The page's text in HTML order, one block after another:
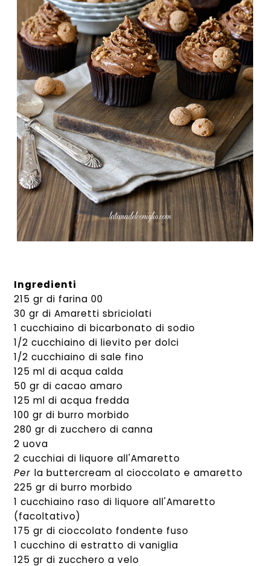
Ingredienti
215 gr di farina 00
30 gr di Amaretti sbriciolati
1 cucchiaino di bicarbonato di sodio
1/2 cucchiaino di lievito per dolci
1/2 cucchiaino di sale fino
125 ml di acqua calda
50 gr di cacao amaro
125 ml di acqua fredda
100 gr di burro morbido
280 gr di zucchero di canna
2 uova
2 cucchiai di liquore all'Amaretto
Perla buttercream al cioccolato e amaretto
225 gr di burro morbido
1 cucchiaino raso di liquore all'Amaretto
(facoltativo)
175 gr di cioccolato fondente fuso
1 cucchino di estratto di vaniglia
125 gr di zucchero a velo